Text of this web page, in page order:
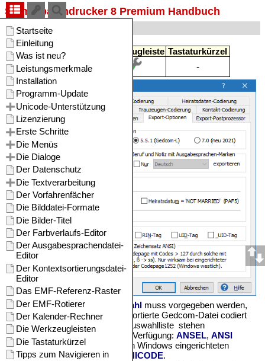
Stammbaumdrucker 8 Premium Handbuch
Export-Optionen
Menü Werkzeugleiste Tastaturkürzel
Extras
-
Im BereichZeichensatz-Auswahl muss vorgegeben werden,
in welchem Zeichensatz die exportierte Gedcom-Datei codiert
sein soll. In der aufklappbaren Auswahlliste stehen
verschiedene Zeichensätze zur Verfügung:ANSEL,ANSI
(Codepage entsprechend dem in Windows eingerichteten
Gebietsschema),UTF-8und UNICODE.